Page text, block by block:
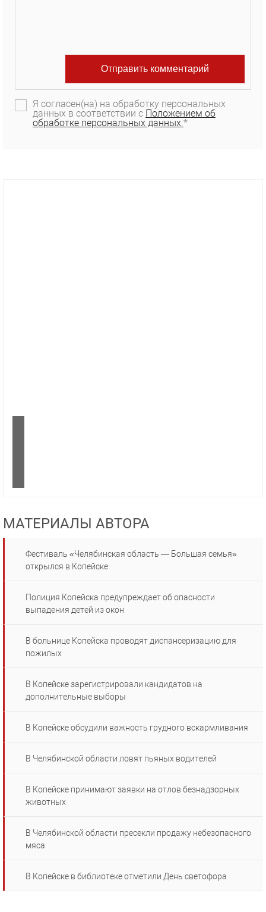
Я согласен(на) на обработку персональных
данных в соответствии с Положением об
обработке персональных данных.*
МАТЕРИАЛЫ АВТОРА
Фестиваль «Челябинская область — Большая семья»
открылся в Копейске
Полиция Копейска предупреждает об опасности
выпадения детей из окон
В больнице Копейска проводят диспансеризацию для
пожилых
В Копейске зарегистрировали кандидатов на
дополнительные выборы
В Копейске обсудили важность грудного вскармливания
В Челябинской области ловят пьяных водителей
В Копейске принимают заявки на отлов безнадзорных
животных
В Челябинской области пресекли продажу небезопасного
мяса
В Копейске в библиотеке отметили День светофора